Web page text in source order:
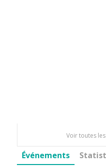
Voir toutes
Événements